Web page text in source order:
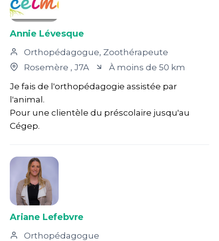
Annie Lévesque
Orthopédagogue, Zoothérapeute
Rosemère , J7A
À moins de 50 km
Je fais de l'orthopédagogie assistée par
l'animal.
Pour une clientèle du préscolaire jusqu'au
Cégep.
Ariane Lefebvre
Orthopédagogue